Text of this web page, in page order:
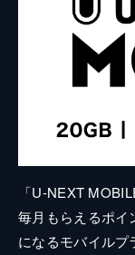
「U-NEXT
毎月もらえるポイ
になるモバイル